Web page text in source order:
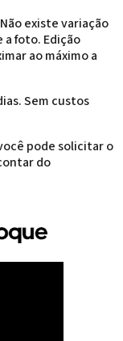
existe variação
foto. Edição
ao máximo a
Sem custos
pode solicitar o
do